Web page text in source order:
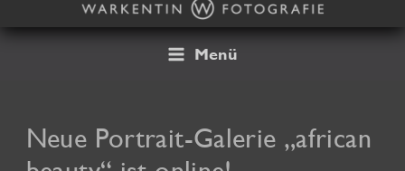
Inhalt
Menü
Neue Portrait-Galerie „african